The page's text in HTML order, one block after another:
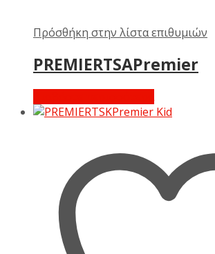
Πρόσθήκη στην λίστα επιθυμιών
PREMIERTSAPremier